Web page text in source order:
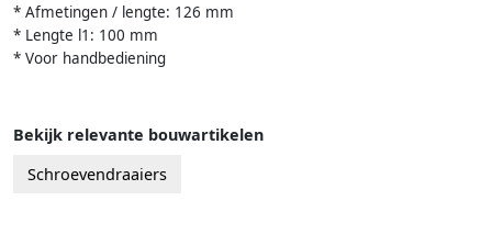
* Afmetingen / lengte: 126 mm
* Lengte l1: 100 mm
* Voor handbediening
Bekijk relevante bouwartikelen
Schroevendraaiers